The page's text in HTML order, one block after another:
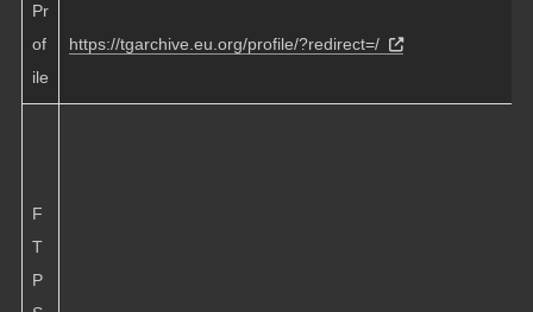
Pr
of
ile
https://tgarchive.eu.org/profile/?redirect=/
F
T
P